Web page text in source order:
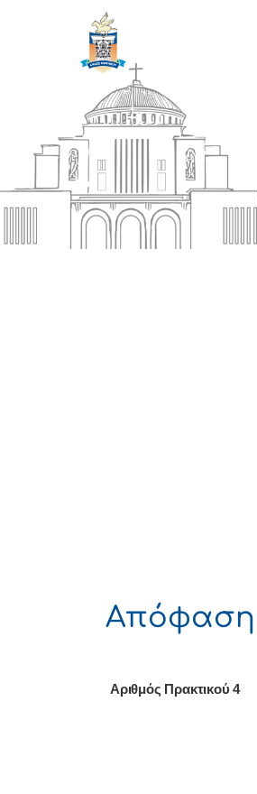
Απόφαση
Αριθμός Πρακτικού 4